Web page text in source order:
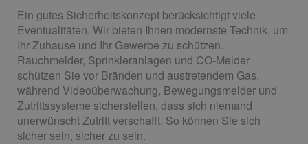
Ein gutes Sicherheitskonzept berücksichtigt viele
Eventualitäten. Wir bieten Ihnen modernste Technik, um
Ihr Zuhause und Ihr Gewerbe zu schützen.
Rauchmelder, Sprinkleranlagen und CO-Melder
schützen Sie vor Bränden und austretendem Gas,
während Videoüberwachung, Bewegungsmelder und
Zutrittssysteme sicherstellen, dass sich niemand
unerwünscht Zutritt verschafft. So können Sie sich
sicher sein, sicher zu sein.